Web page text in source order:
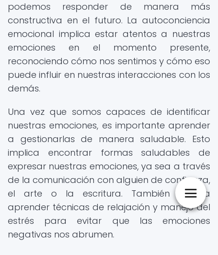
podemos responder de manera más
constructiva en el futuro. La autoconciencia
emocional implica estar atentos a nuestras
emociones en el momento presente,
reconociendo cómo nos sentimos y cómo eso
puede influir en nuestras interacciones con los
demás.
Una vez que somos capaces de identificar
nuestras emociones, es importante aprender
a gestionarlas de manera saludable. Esto
implica encontrar formas saludables de
expresar nuestras emociones, ya sea a través
de la comunicación con alguien de confianza,
el arte o la escritura. También implica
aprender técnicas de relajación y manejo del
estrés para evitar que las emociones
negativas nos abrumen.